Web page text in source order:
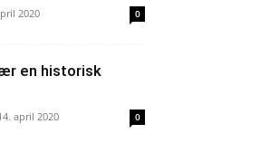
2020 0
en historisk
april 2020 0